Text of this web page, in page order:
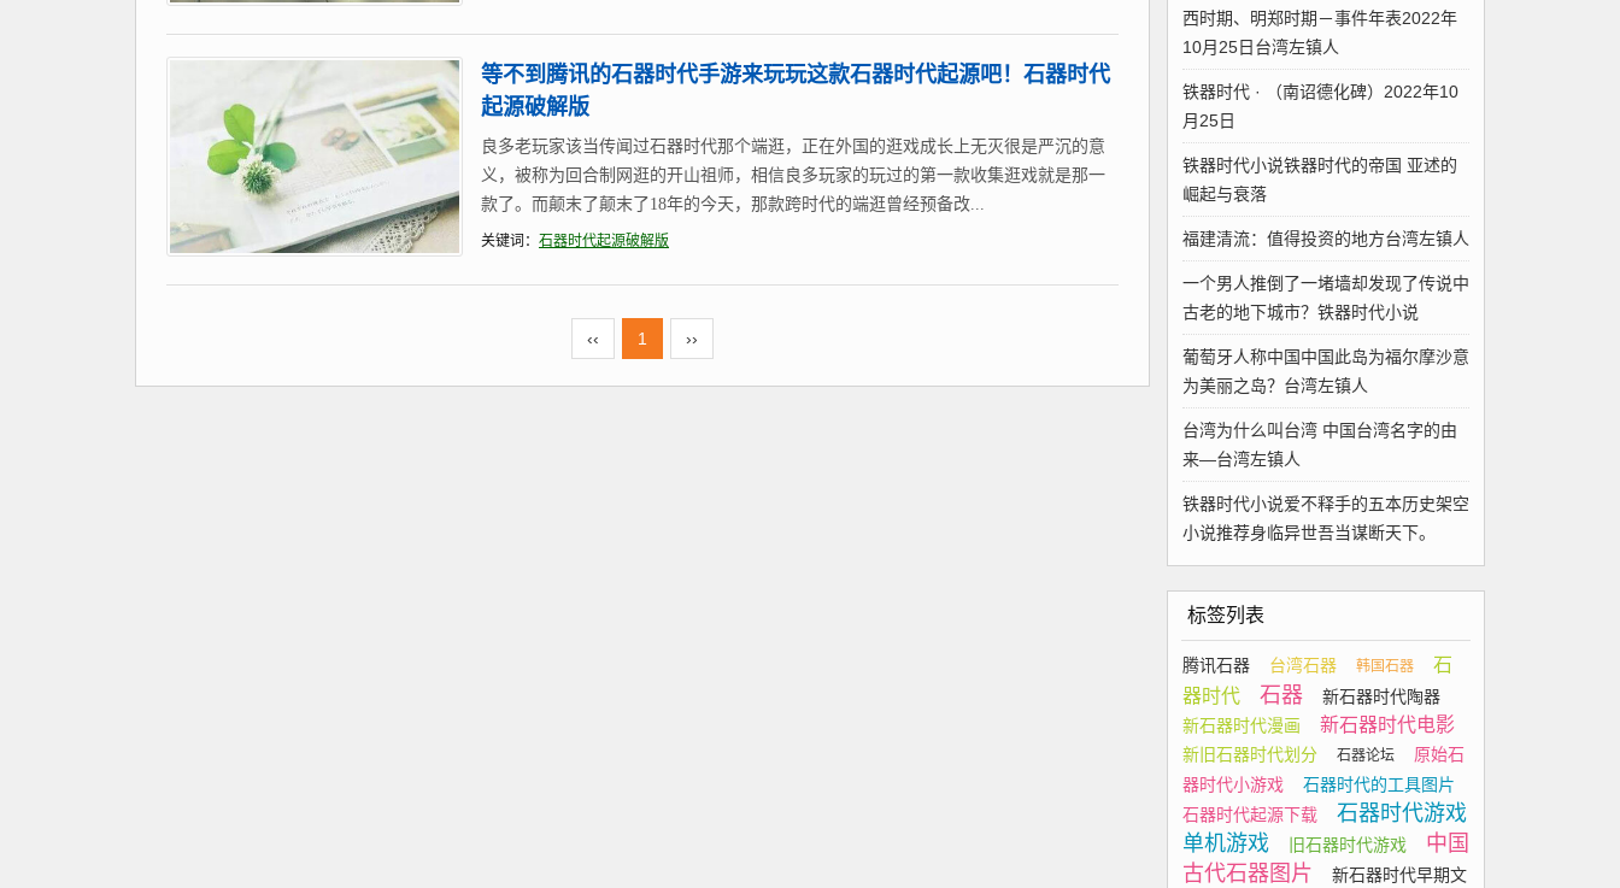
等不到腾讯的石器时代手游来玩玩这款石器时代起源吧！石器时代
起源破解版
良多老玩家该当传闻过石器时代那个端逛，正在外国的逛戏成长上无灭很是严沉的意
义，被称为回合制网逛的开山祖师，相信良多玩家的玩过的第一款收集逛戏就是那一
款了。而颠末了颠末了18年的今天，那款跨时代的端逛曾经预备改...
关键词： 石器时代起源破解版
‹‹ 1 ››
西时期、明郑时期－事件年表2022年
10月25日台湾左镇人
铁器时代 · （南诏德化碑）2022年10
月25日
铁器时代小说铁器时代的帝国 亚述的
崛起与衰落
福建清流：值得投资的地方台湾左镇人
一个男人推倒了一堵墙却发现了传说中
古老的地下城市？铁器时代小说
葡萄牙人称中国中国此岛为福尔摩沙意
为美丽之岛？台湾左镇人
台湾为什么叫台湾 中国台湾名字的由
来—台湾左镇人
铁器时代小说爱不释手的五本历史架空
小说推荐身临异世吾当谋断天下。
标签列表
腾讯石器 台湾石器 韩国石器
石
器时代
石器
新石器时代陶器
新石器时代漫画
新石器时代电影
新旧石器时代划分 石器论坛
原始石
器时代小游戏
石器时代的工具图片
石器时代起源下载
石器时代游戏
单机游戏
旧石器时代游戏
中国
古代石器图片
新石器时代早期文